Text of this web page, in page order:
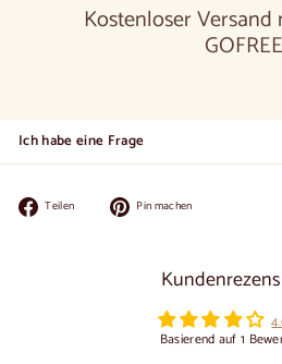
Kostenloser Versand
GOFREE
Ich habe eine Frage
Teilen
Facebook
Pin machen
Basierend auf 1